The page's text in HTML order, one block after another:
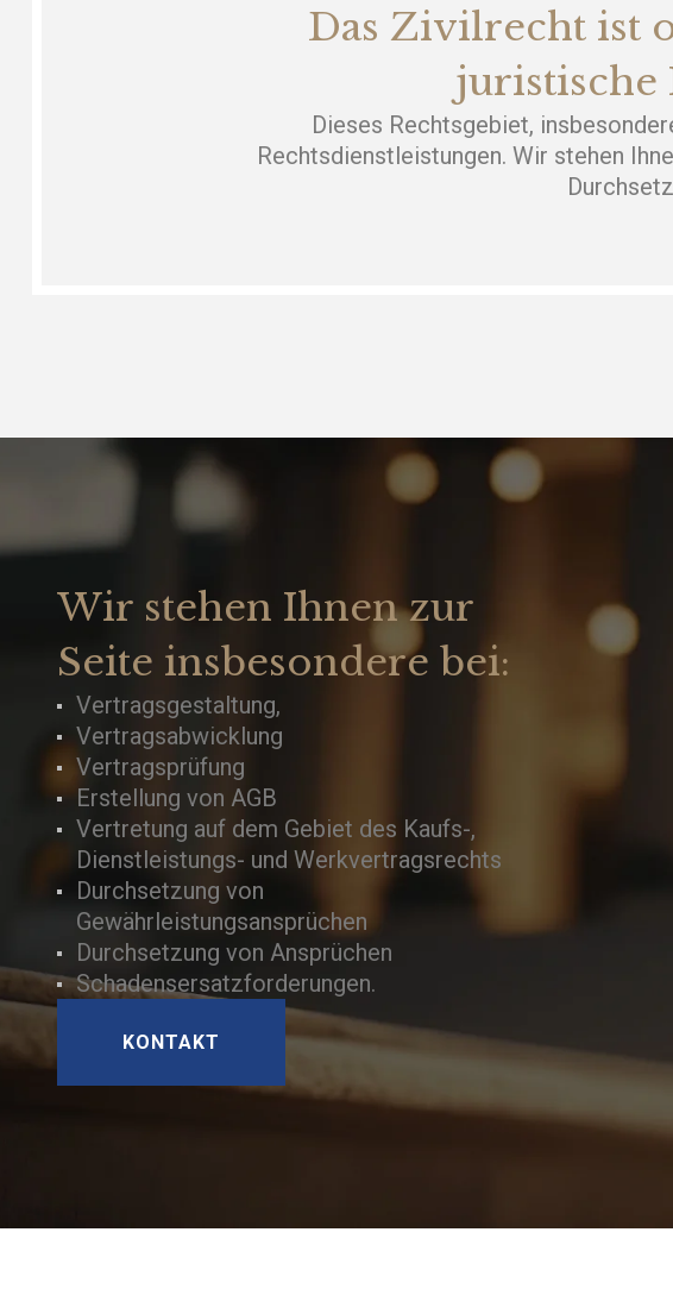
Das Zivilrecht ist
juristische
Dieses Rechtsgebiet,
Rechtsdienstleistungen. Wir stehen
Wir stehen Ihnen zur
Seite insbesondere bei:
Vertragsgestaltung,
Vertragsabwicklung
Vertragsprüfung
Erstellung von AGB
Vertretung auf dem Gebiet des Kaufs-,
Dienstleistungs- und Werkvertragsrechts
Durchsetzung von
Gewährleistungsansprüchen
Durchsetzung von Ansprüchen
Schadensersatzforderungen.
KONTAKT